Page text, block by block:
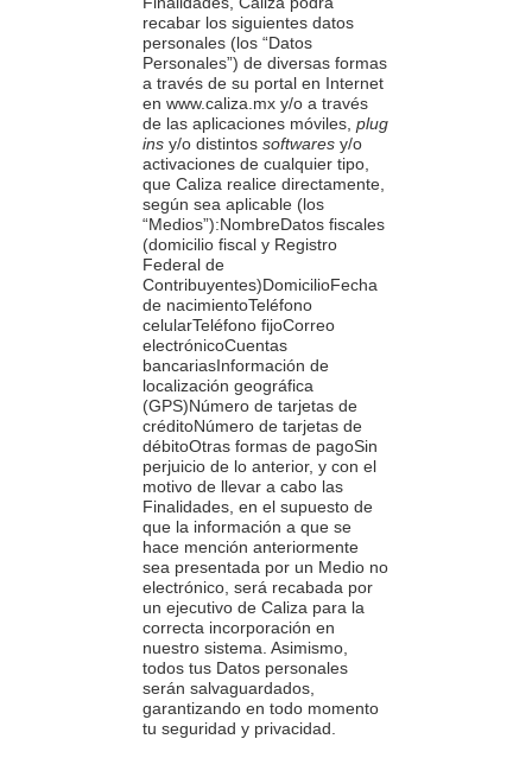
recabar los siguientes datos
personales (los “Datos
Personales”) de diversas formas
a través de su portal en Internet
en www.caliza.mx y/o a través
de las aplicaciones móviles, plug
ins y/o distintos softwares y/o
activaciones de cualquier tipo,
que Caliza realice directamente,
según sea aplicable (los
“Medios”):NombreDatos fiscales
(domicilio fiscal y Registro
Federal de
Contribuyentes)DomicilioFecha
de nacimientoTeléfono
celularTeléfono fijoCorreo
electrónicoCuentas
bancariasInformación de
localización geográfica
(GPS)Número de tarjetas de
créditoNúmero de tarjetas de
débitoOtras formas de pagoSin
perjuicio de lo anterior, y con el
motivo de llevar a cabo las
Finalidades, en el supuesto de
que la información a que se
hace mención anteriormente
sea presentada por un Medio no
electrónico, será recabada por
un ejecutivo de Caliza para la
correcta incorporación en
nuestro sistema. Asimismo,
todos tus Datos personales
serán salvaguardados,
garantizando en todo momento
tu seguridad y privacidad.